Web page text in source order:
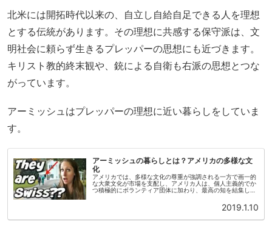
北米には開拓時代以来の、自立し自給自足できる人を理想
とする伝統があります。その理想に共感する保守派は、文
明社会に頼らず生きるプレッパーの思想にも近づきます。
キリスト教的終末観や、銃による自衛も右派の思想とつな
がっています。
アーミッシュはプレッパーの理想に近い暮らしをしていま
す。
アーミッシュの暮らしとは？アメリカの多様な文
化
アメリカでは、多様な文化の尊重が強調される一方で画一的
な大衆文化が市場を支配し、アメリカ人は、個人主義的でか
つ積極的にボランティア団体に加わり、最高の知を結集しつ
2019.1.10